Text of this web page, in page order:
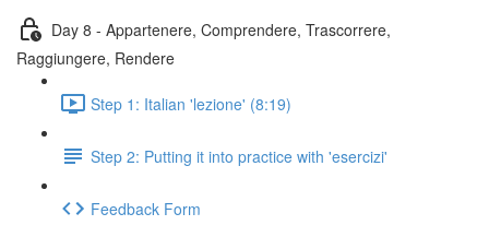
Day 8 - Appartenere, Comprendere, Trascorrere,
Raggiungere, Rendere
Step 1: Italian 'lezione' (8:19)
Step 2: Putting it into practice with 'esercizi'
Feedback Form